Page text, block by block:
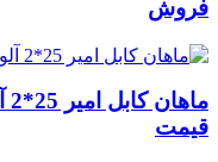
فروش
قیمت